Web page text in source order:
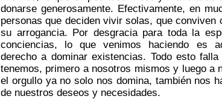
donarse generosamente. Efectivamente, en
personas que deciden vivir solas, que conviven
su arrogancia. Por desgracia para toda la
conciencias, lo que venimos haciendo es
derecho a dominar existencias. Todo esto
tenemos, primero a nosotros mismos y luego a
el orgullo ya no solo nos domina, también nos
de nuestros deseos y necesidades.